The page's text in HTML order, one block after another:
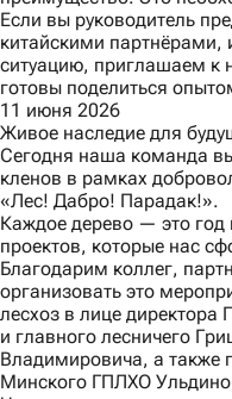
Если вы руководитель
китайскими партнёрами,
ситуацию, приглашаем к
готовы поделиться
11 июня 2026
Живое наследие для
Сегодня наша команда
кленов в рамках
«Лес! Дабро! Парадак!».
Каждое дерево — это
проектов, которые нас
Благодарим коллег,
организовать это
лесхоз в лице
и главного лесничего
Владимировича, а также
Минского ГПЛХО